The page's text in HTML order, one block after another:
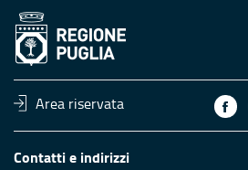
Area riservata
Contatti e indirizzi